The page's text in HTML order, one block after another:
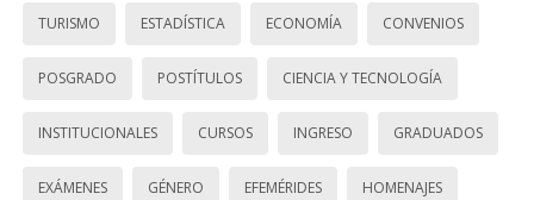
TURISMO ESTADÍSTICA ECONOMÍA CONVENIOS
POSGRADO POSTÍTULOS CIENCIA Y TECNOLOGÍA
INSTITUCIONALES CURSOS INGRESO GRADUADOS
EXÁMENES GÉNERO EFEMÉRIDES HOMENAJES